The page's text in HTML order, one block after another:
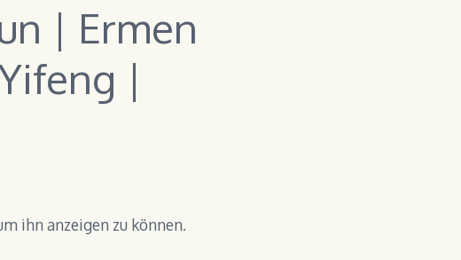
| Ermen
|
ihn anzeigen zu können.